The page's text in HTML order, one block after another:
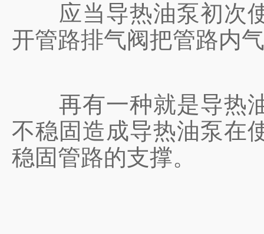
应当导热油泵初次使
开管路排气阀把管路内
再有一种就是导热油
不稳固造成导热油泵在
稳固管路的支撑。